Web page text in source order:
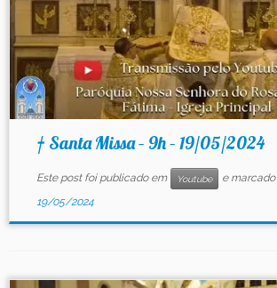
† Santa Missa – 9h – 19/05/2024
Este post foi publicado em Youtube e marcado
19/05/2024